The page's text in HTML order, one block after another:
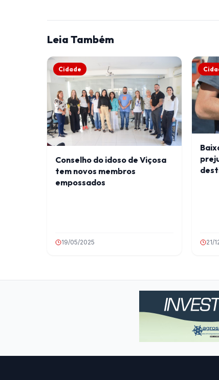
Leia Também
Cidade
Conselho do idoso de Viçosa
tem novos membros
empossados
19/05/2025 21/